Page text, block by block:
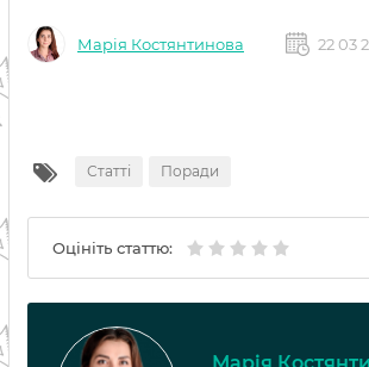
Марія Костянтинова 22 03
Статті Поради
Оцініть статтю: